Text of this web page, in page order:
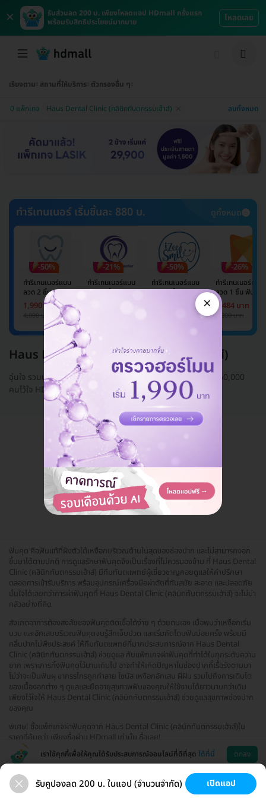
×
รับส่วนลด 200 บ. เพียงโหลดแอป HDmall ครั้งแรก
พร้อมรับสิทธิประโยชน์มากมาย
โหลดเลย
เรียงตาม สถานที่ให้บริการ ตัวกรองอื่น ๆ
0 แพ็กเกจ Haus Dental Clinic (คลินิกทันตกรรมเฮ้าส์) ลบทั้งหมด
ทำรีเทนเนอร์ เริ่มชิ้นละ 880 บ. ดูทั้งหมด
-50%
ทำรีเทนเนอร์แบบ
ลวด 2 ชิ้น
1,990 บาท
4,000 บาท
-21%
ทำรีเทนเนอร์แบบ
ลวด 2 ชิ้น ฟันบน
-50%
ทำรีเทนเนอร์แบบ
ลวด 2 ชิ้น ฟันบน
-26%
ทำรีเทนเนอร์แบบ
ลวด 1 ชิ้น ฟันบน
หรือล่าง
1,484 บาท
2,000 บาท
Haus Dental Clinic (คลินิกทันตกรรมเฮ้าส์)
อุ่นใจ รวมบริการจากคลินิกทำฟันทั่วไทยอยู่ในมือคุณ ลูกค้ากว่า 250,000
คนไว้ใจ HDmall Health ดี อะไรก็ดี
แอดมินพร้อมดูแลคุณทุกวันทางไลน์
คุยกับแอดมิน ฟรี!
ฟันคุด คือฟันแท้ที่ฝังตัวใต้เหงือกบริเวณด้านในสุดของช่องปาก และไม่สามารถงอก
ขึ้นมาได้ตามปกติ การดูแลรักษาฟันคุดจึงเป็นเรื่องที่ไม่ควรมองข้าม ที่ Haus Dental
Clinic (คลินิกทันตกรรมเฮ้าส์) มีทีมทันตแพทย์ผู้เชี่ยวชาญคอยดูแลให้คำปรึกษา
ตลอดการเข้ารับบริการ พร้อมอุปกรณ์เครื่องมือผ่าตัดที่ทันสมัย สะอาด และปลอดภัย
มั่นใจได้เลยกว่าการผ่าฟันคุดที่ Haus Dental Clinic (คลินิกทันตกรรมเฮ้าส์) จะไม่น่า
กลัวอย่างที่คิด
สังเกตอาการต้องสงสัยของฟันคุดติดเชื้อได้ง่าย ๆ ด้วยตนเอง เมื่อพบว่าเหงือกเริ่ม
บวม และอักเสบบริเวณฟันคุดจนรู้สึกเจ็บปวด และเริ่มกัดโดนฟันบ่อยครั้ง พร้อมมี
กลิ่นปากไม่พึงประสงค์ ให้ทีมทันตแพทย์ที่มากประสบการณ์จาก Haus Dental
Clinic (คลินิกทันตกรรมเฮ้าส์) ช่วยดูแล กับแพ็กเกจผ่าฟันคุดที่ทำได้ในทุกระดับความ
ยาก เพราะการทิ้งฟันคุดไว้นานเกินไป อาจทำให้เกิดปัญหาในช่องปากที่เรื้อรังตามมา
ไม่ว่าจะเป็นฟันผุ ขากรรไกรถูกทำลาย ไซนัส เหงือกอักเสบ ฝีฝัน รวมไปถึงการเติบโต
ของเนื้องอกต่าง ๆ ดูแลและยืดอายุสุขภาพฟันของคุณให้ใช้งานได้ยาวนานกว่าเดิม
เพียงไว้ใจให้ Haus Dental Clinic (คลินิกทันตกรรมเฮ้าส์) ช่วยดูแลสุขภาพช่องปาก
ของคุณ
พิเศษ! ซื้อแพ็กเกจผ่าฟันคุดจาก Haus Dental Clinic (คลินิกทันตกรรมเฮ้าส์)ใน
ราคาที่คุ้มกว่า เพียงซื้อผ่าน HDmall เท่านั้น ซื้อเลย!
จัดฟันใส ช่วยเหลือ โหลดแอพ
เราใช้คุกกี้เพื่อให้คุณได้รับประสบการณ์ออนไลน์ที่ดีที่สุด ได้ที่นี่ ตกลง
รับคูปองลด 200 บ. ในแอป (จำนวนจำกัด) เปิดแอป
×